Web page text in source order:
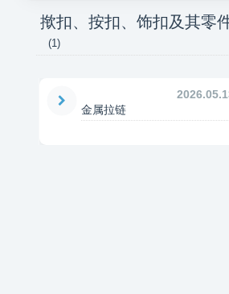
揿扣、按扣、饰扣及其零
(1)
金属拉链